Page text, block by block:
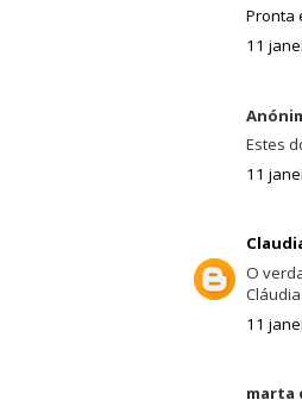
Pronta
11
Estes
11
O
Cláudia
11
marta